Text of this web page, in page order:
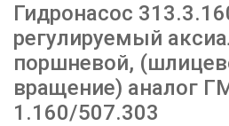
Гидронасос
регулируемый
поршневой,
вращение) аналог
1.160/507.303